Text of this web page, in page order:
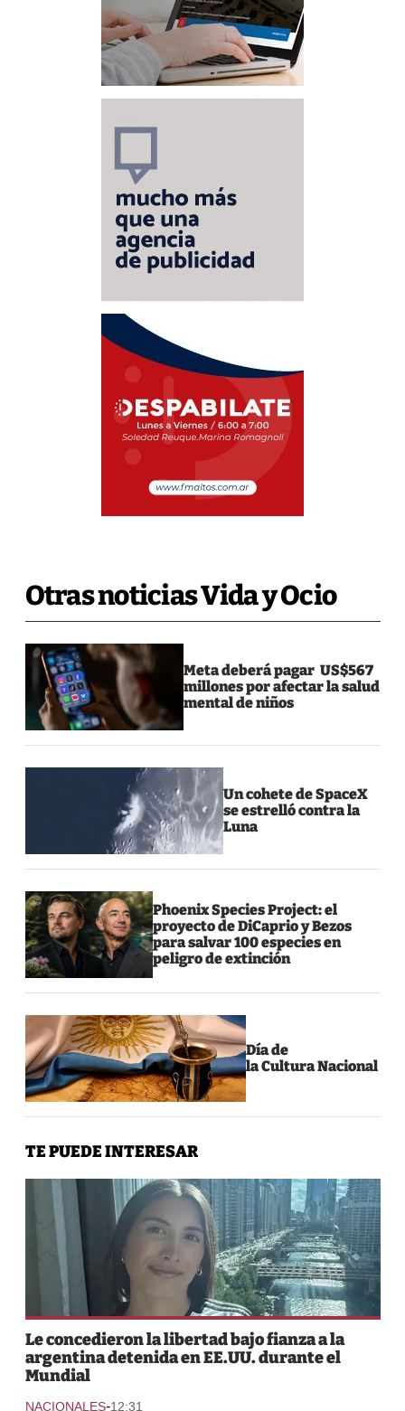
Otras noticias Vida y Ocio
Meta deberá pagar US$567
millones por afectar la salud
mental de niños
Un cohete de SpaceX
se estrelló contra la
Luna
Phoenix Species Project: el
proyecto de DiCaprio y Bezos
para salvar 100 especies en
peligro de extinción
Día de
la Cultura Nacional
TE PUEDE INTERESAR
Le concedieron la libertad bajo fianza a la
argentina detenida en EE.UU. durante el
Mundial
NACIONALES-12:31